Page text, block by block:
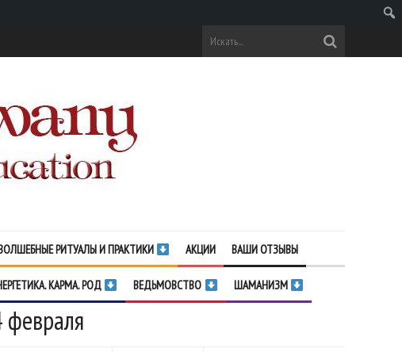
РИТУАЛЫ И ПРАКТИКИ АКЦИИ ВАШИ ОТЗЫВЫ
КАРМА. РОД ВЕДЬМОВСТВО ШАМАНИЗМ
февраля